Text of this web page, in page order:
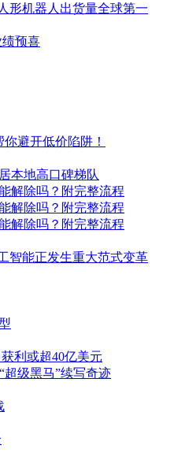
形机器人出货量全球第一
预喜
避开低价陷阱！
本地高口碑梯队
解除吗？附完整流程
解除吗？附完整流程
解除吗？附完整流程
智能正发生重大范式变革
利或超40亿美元
级黑马”续写奇迹